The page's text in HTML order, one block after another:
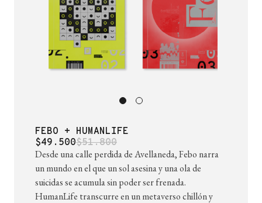
FEBO + HUMANLIFE
$49.500$51.800
Desde una calle perdida de Avellaneda, Febo narra
un mundo en el que un sol asesina y una ola de
suicidas se acumula sin poder ser frenada.
HumanLife transcurre en un metaverso chillón y